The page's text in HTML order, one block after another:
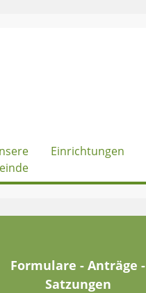
Einrichtungen
Formulare - Anträge -
Satzungen